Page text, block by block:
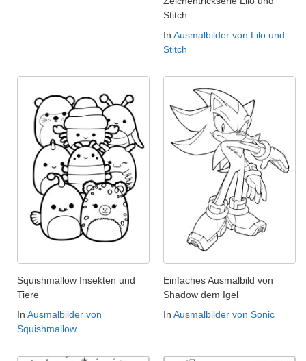
Stitch.
In Ausmalbilder von Lilo und
Stitch
Squishmallow Insekten und
Tiere
In Ausmalbilder von
Squishmallow
Einfaches Ausmalbild von
Shadow dem Igel
In Ausmalbilder von Sonic